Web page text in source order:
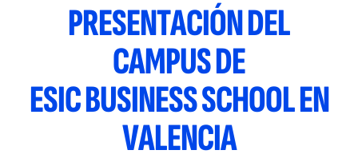
PRESENTACIÓN DEL
CAMPUS DE
ESIC BUSINESS SCHOOL EN
VALENCIA